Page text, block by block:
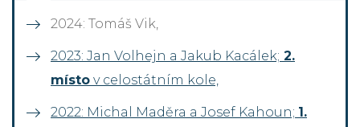
2024: Tomáš Vik,
2023: Jan Volhejn a Jakub Kacálek; 2.
místo v celostátním kole,
2022: Michal Maděra a Josef Kahoun; 1.